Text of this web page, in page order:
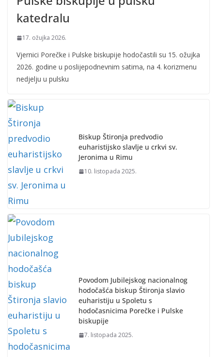
katedralu
17. ožujka 2026.
Vjernici Porečke i Pulske biskupije hodočastili su 15. ožujka
2026. godine u poslijepodnevnim satima, na 4. korizmenu
nedjelju u pulsku
Biskup Štironja predvodio
euharistijsko slavlje u crkvi sv.
Jeronima u Rimu
10. listopada 2025.
Povodom Jubilejskog nacionalnog
hodočašća biskup Štironja slavio
euharistiju u Spoletu s
hodočasnicima Porečke i Pulske
biskupije
7. listopada 2025.